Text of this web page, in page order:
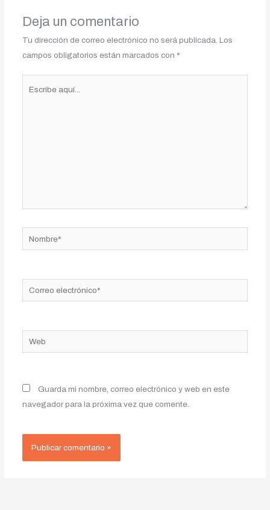
Deja un comentario
Tu dirección de correo electrónico no será publicada. Los
campos obligatorios están marcados con *
Nombre*
Correo
electrónico*
Web
Guarda mi nombre, correo electrónico y web en este
navegador para la próxima vez que comente.